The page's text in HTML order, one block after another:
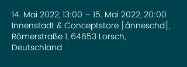
14. Mai 2022, 13:00 – 15. Mai 2022, 20:00
Innenstadt & Conceptstore [ånneschd],
Römerstraße 1, 64653 Lorsch,
Deutschland